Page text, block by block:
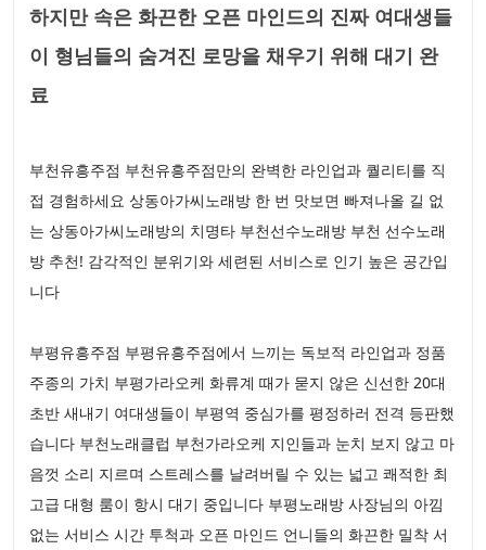
하지만 속은 화끈한 오픈 마인드의 진짜 여대생들
이 형님들의 숨겨진 로망을 채우기 위해 대기 완
료
부천유흥주점 부천유흥주점만의 완벽한 라인업과 퀄리티를 직
접 경험하세요 상동아가씨노래방 한 번 맛보면 빠져나올 길 없
는 상동아가씨노래방의 치명타 부천선수노래방 부천 선수노래
방 추천! 감각적인 분위기와 세련된 서비스로 인기 높은 공간입
니다
부평유흥주점 부평유흥주점에서 느끼는 독보적 라인업과 정품
주종의 가치 부평가라오케 화류계 때가 묻지 않은 신선한 20대
초반 새내기 여대생들이 부평역 중심가를 평정하러 전격 등판했
습니다 부천노래클럽 부천가라오케 지인들과 눈치 보지 않고 마
음껏 소리 지르며 스트레스를 날려버릴 수 있는 넓고 쾌적한 최
고급 대형 룸이 항시 대기 중입니다 부평노래방 사장님의 아낌
없는 서비스 시간 투척과 오픈 마인드 언니들의 화끈한 밀착 서